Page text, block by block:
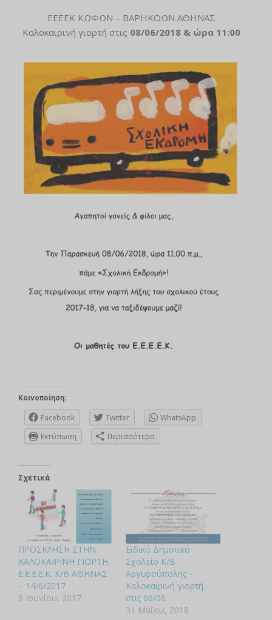
ΕΕΕΕΚ ΚΩΦΩΝ – ΒΑΡΗΚΟΩΝ ΑΘΗΝΑΣ
Καλοκαιρινή γιορτή στις 08/06/2018 & ώρα 11:00
Κοινοποίηση:
Facebook Twitter
WhatsApp
Εκτύπωση
Περισσότερα
Σχετικά
ΠΡΟΣΚΛΗΣΗ ΣΤΗΝ
ΚΑΛΟΚΑΙΡΙΝΗ ΓΙΟΡΤΗ
Ε.Ε.Ε.Ε.Κ. Κ/Β ΑΘΗΝΑΣ
– 14/6/2017
8 Ιουνίου, 2017
Ειδικό Δημοτικό
Σχολείο Κ/B
Αργυρούπολης –
Καλοκαιρινή γιορτή
στις 06/06
31 Μαΐου, 2018